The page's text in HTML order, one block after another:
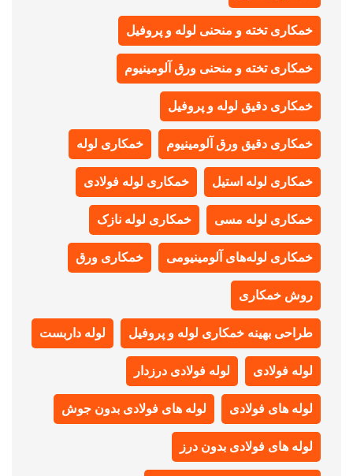
خمکاری تخته و منحنی لوله و پروفیل
خمکاری تخته و منحنی ورق آلومینیوم
خمکاری دقیق لوله و پروفیل
خمکاری دقیق ورق آلومینیوم خمکاری لوله
خمکاری لوله استیل خمکاری لوله فولادی
خمکاری لوله مسی خمکاری لوله نازک
خمکاری لوله‌های آلومینیومی خمکاری ورق
روش خمکاری
طراحی بهینه خمکاری لوله و پروفیل لوله داربست
لوله فولادی لوله فولادی درزدار
لوله های فولادی لوله های فولادی بدون جوش
لوله های فولادی بدون درز